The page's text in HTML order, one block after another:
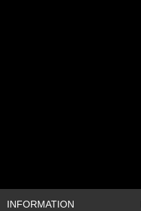
INFORMATION